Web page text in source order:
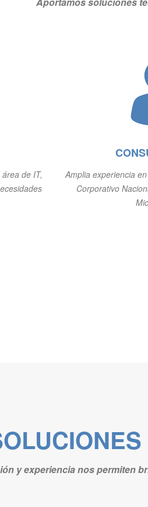
de IT,
Amplia experiencia
Corporativo
y experiencia nos permiten